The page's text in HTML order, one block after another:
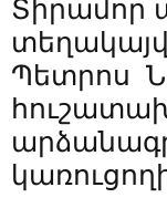
Տիրամոր
Պետրոս